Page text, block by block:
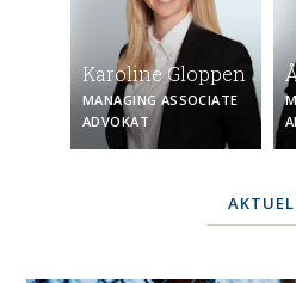
Karoline Gloppen
MANAGING ASSOCIATE
ADVOKAT